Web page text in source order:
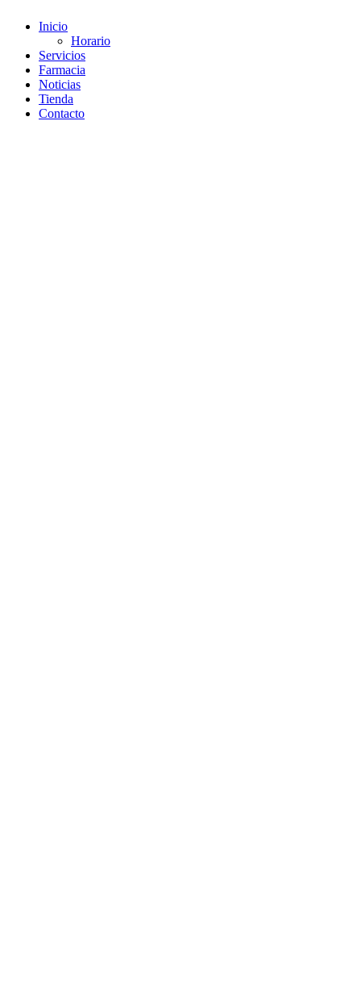
Inicio
Horario
Servicios
Farmacia
Noticias
Tienda
Contacto